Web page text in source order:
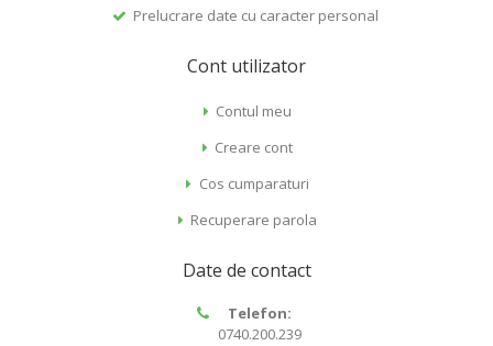
Prelucrare date cu caracter personal
Cont utilizator
Contul meu
Creare cont
Cos cumparaturi
Recuperare parola
Date de contact
Telefon:
0740.200.239